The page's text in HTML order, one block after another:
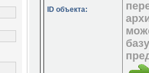
ID объекта: